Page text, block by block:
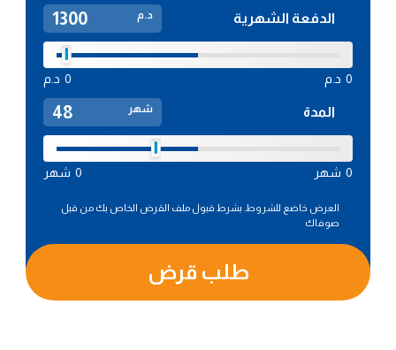
الدفعة الشهرية د.م
0 د.م 0 د.م
المدة شهر
0 شهر 0 شهر
العرض خاضع للشروط. بشرط قبول ملف القرض الخاص بك من قبل
صوفاك
طلب قرض